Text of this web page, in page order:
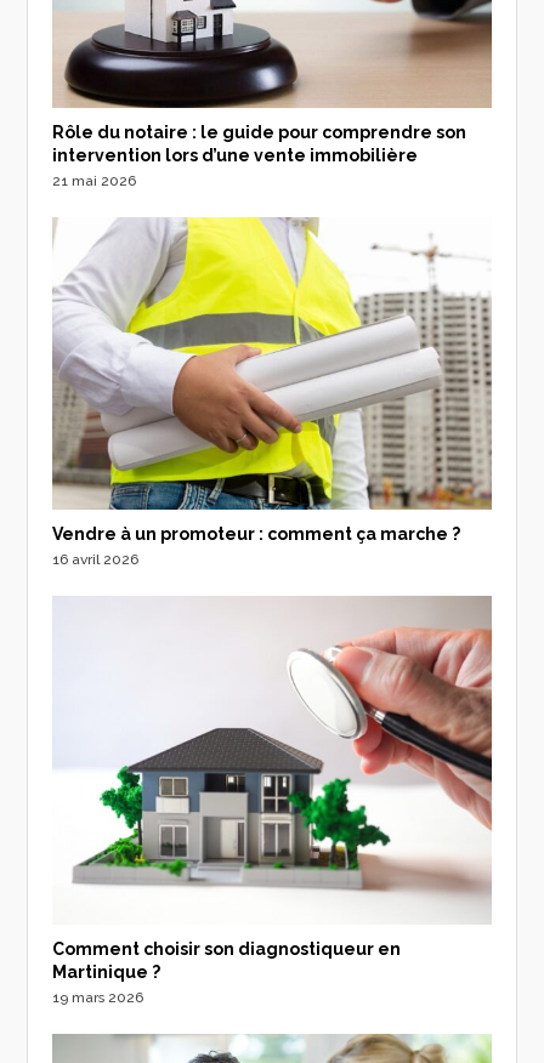
Rôle du notaire : le guide pour comprendre son
intervention lors d’une vente immobilière
21 mai 2026
Vendre à un promoteur : comment ça marche ?
16 avril 2026
Comment choisir son diagnostiqueur en
Martinique ?
19 mars 2026